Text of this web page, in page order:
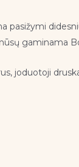
pasižymi
gaminama
joduotoji